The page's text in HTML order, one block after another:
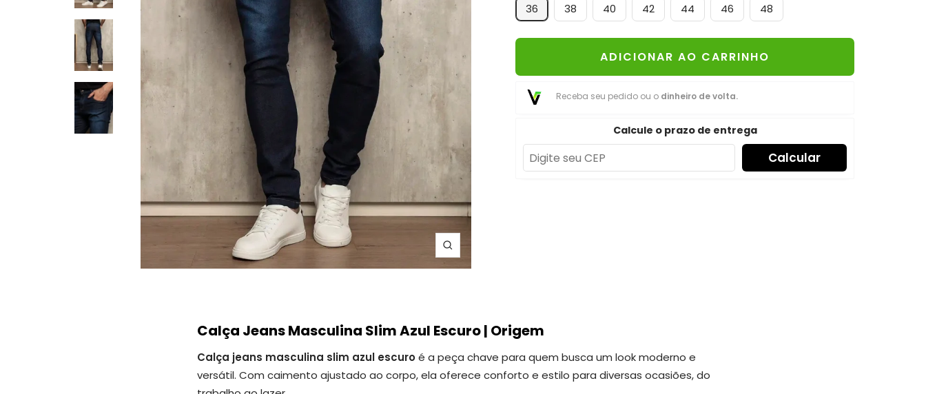
Zoom
36
38 40 42 44 46 48
ADICIONAR AO CARRINHO
Receba seu pedido ou o dinheiro de volta.
Calcule o prazo de entrega
Calcular
Calça Jeans Masculina Slim Azul Escuro | Origem
Calça jeans masculina slim azul escuroé a peça chave para quem busca um look moderno e
versátil. Com caimento ajustado ao corpo,ela oferece conforto e estilo para diversas ocasiões,do